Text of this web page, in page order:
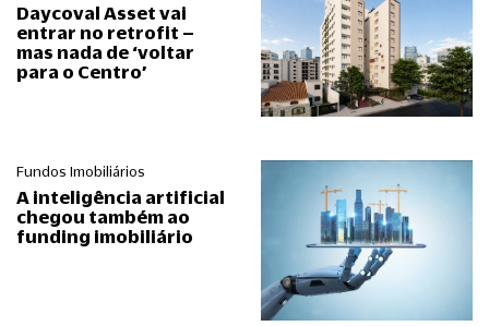
Daycoval Asset vai
entrar no retrofit –
mas nada de ‘voltar
para o Centro’
Fundos Imobiliários
A inteligência artificial
chegou também ao
funding imobiliário